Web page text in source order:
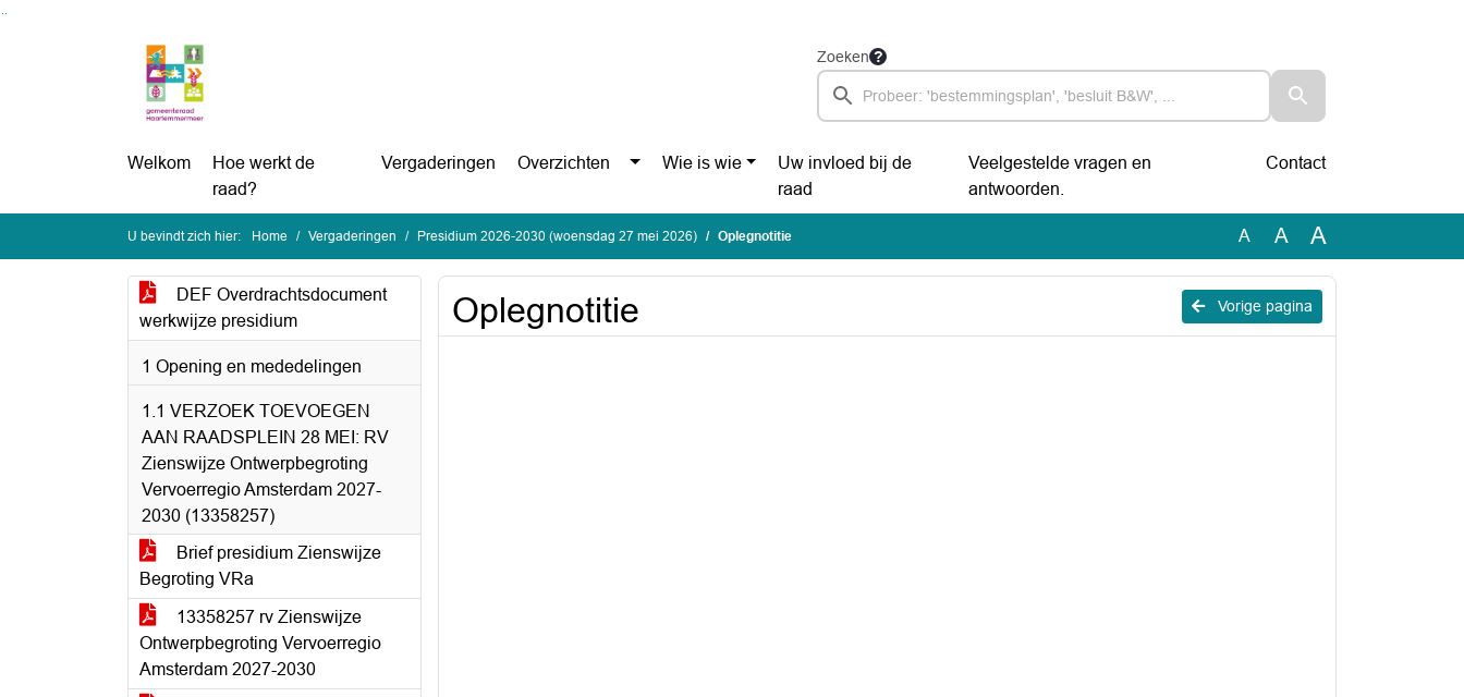
Zoeken
Welkom
Hoe werkt de
raad?
Vergaderingen Overzichten Wie is wie
Uw invloed bij de
raad
Veelgestelde vragen en
antwoorden.
Contact
U bevindt zich hier: Home Vergaderingen Presidium 2026-2030 (woensdag 27 mei 2026) Oplegnotitie A A A
DEF Overdrachtsdocument
werkwijze presidium
1 Opening en mededelingen
1.1 VERZOEK TOEVOEGEN
AAN RAADSPLEIN 28 MEI: RV
Zienswijze Ontwerpbegroting
Vervoerregio Amsterdam 2027-
2030 (13358257)
Brief presidium Zienswijze
Begroting VRa
13358257 rv Zienswijze
Ontwerpbegroting Vervoerregio
Amsterdam 2027-2030
Vorige pagina
Oplegnotitie